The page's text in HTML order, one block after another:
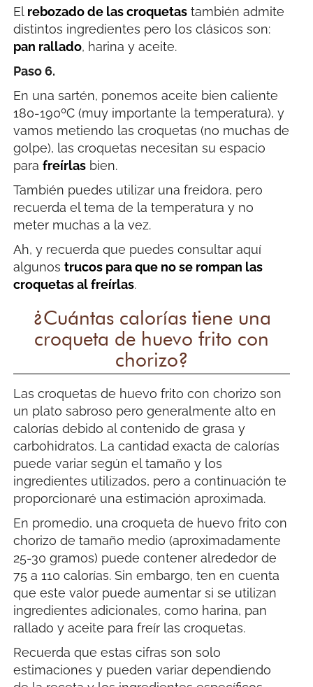
El rebozado de las croquetas también admite
distintos ingredientes pero los clásicos son:
pan rallado, harina y aceite.
Paso 6.
En una sartén, ponemos aceite bien caliente
180-190ºC (muy importante la temperatura), y
vamos metiendo las croquetas (no muchas de
golpe), las croquetas necesitan su espacio
parafreírlas bien.
También puedes utilizar una freidora, pero
recuerda el tema de la temperatura y no
meter muchas a la vez.
Ah, y recuerda que puedes consultar aquí
algunostrucos para que no se rompan las
croquetas al freírlas.
¿Cuántas calorías tiene una
croqueta de huevo frito con
chorizo?
Las croquetas de huevo frito con chorizo son
un plato sabroso pero generalmente alto en
calorías debido al contenido de grasa y
carbohidratos. La cantidad exacta de calorías
puede variar según el tamaño y los
ingredientes utilizados, pero a continuación te
proporcionaré una estimación aproximada.
En promedio, una croqueta de huevo frito con
chorizo de tamaño medio (aproximadamente
25-30 gramos) puede contener alrededor de
75 a 110 calorías. Sin embargo, ten en cuenta
que este valor puede aumentar si se utilizan
ingredientes adicionales, como harina, pan
rallado y aceite para freír las croquetas.
Recuerda que estas cifras son solo
estimaciones y pueden variar dependiendo